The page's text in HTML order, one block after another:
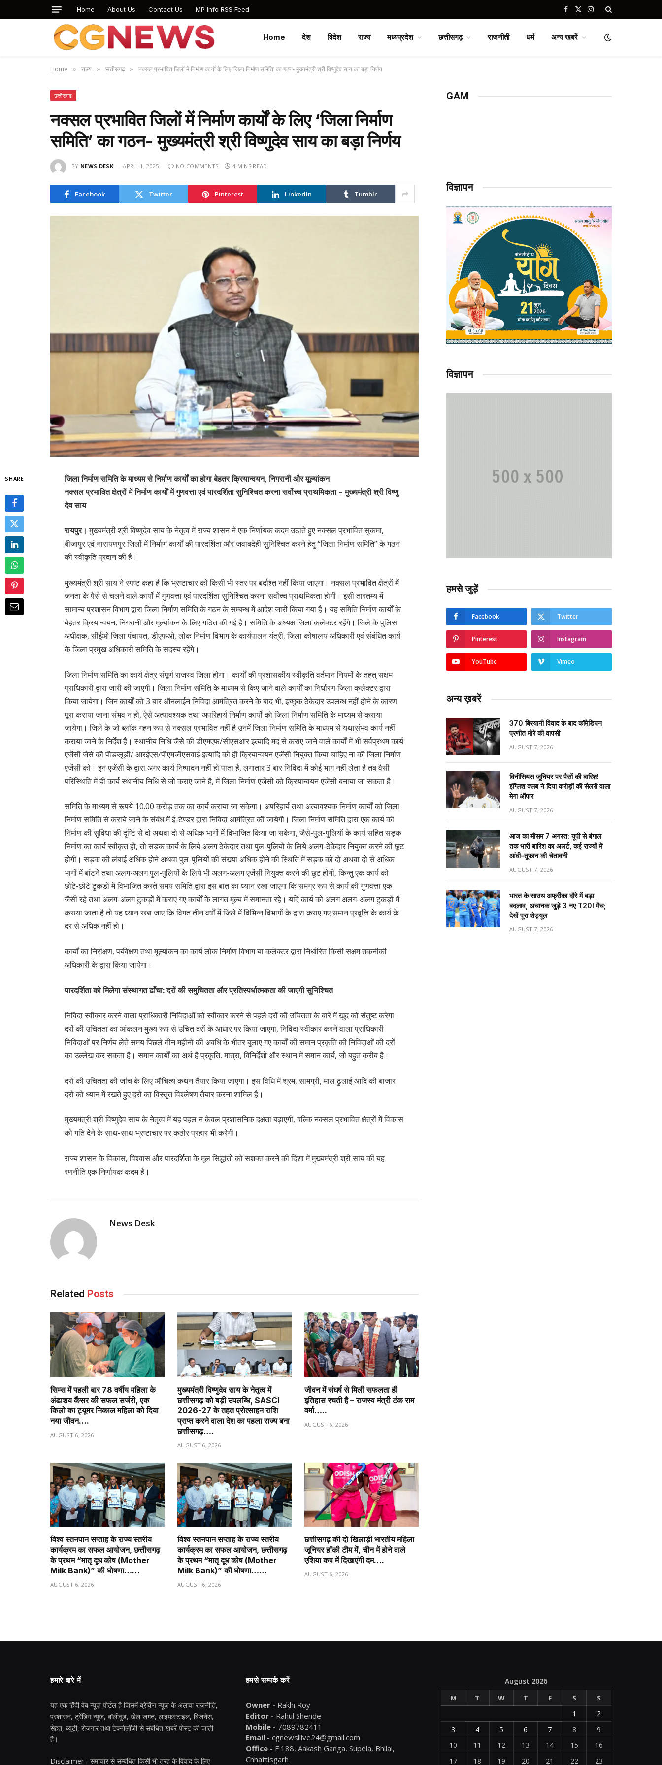
Home About Us Contact Us MP Info RSS Feed Facebook
X
Instagram
Home देश विदेश राज्य मध्यप्रदेश छत्तीसगढ़ राजनीती धर्म अन्य खबरें
Home » राज्य » छत्तीसगढ़ » नक्सल प्रभावित जिलों में निर्माण कार्यों के लिए ‘जिला निर्माण समिति’ का गठन- मुख्यमंत्री श्री विष्णुदेव साय का बड़ा निर्णय
छत्तीसगढ़
नक्सल प्रभावित जिलों में निर्माण कार्यों के लिए ‘जिला निर्माण
समिति’ का गठन- मुख्यमंत्री श्री विष्णुदेव साय का बड़ा निर्णय
BY NEWS DESK APRIL 1, 2025 NO COMMENTS 4 MINS READ
Facebook Twitter Pinterest LinkedIn Tumblr
SHARE
जिला निर्माण समिति के माध्यम से निर्माण कार्यों का होगा बेहतर क्रियान्वयन, निगरानी और मूल्यांकन
नक्सल प्रभावित क्षेत्रों में निर्माण कार्यों में गुणवत्ता एवं पारदर्शिता सुनिश्चित करना सर्वोच्च प्राथमिकता – मुख्यमंत्री श्री विष्णु
देव साय
रायपुर। मुख्यमंत्री श्री विष्णुदेव साय के नेतृत्व में राज्य शासन ने एक निर्णायक कदम उठाते हुए नक्सल प्रभावित सुकमा,
बीजापुर एवं नारायणपुर जिलों में निर्माण कार्यों की पारदर्शिता और जवाबदेही सुनिश्चित करने हेतु “जिला निर्माण समिति” के गठन
की स्वीकृति प्रदान की है।
मुख्यमंत्री श्री साय ने स्पष्ट कहा है कि भ्रष्टाचार को किसी भी स्तर पर बर्दाश्त नहीं किया जाएगा। नक्सल प्रभावित क्षेत्रों में
जनता के पैसे से चलने वाले कार्यों में गुणवत्ता एवं पारदर्शिता सुनिश्चित करना सर्वोच्च प्राथमिकता होगी। इसी तारतम्य में
सामान्य प्रशासन विभाग द्वारा जिला निर्माण समिति के गठन के सम्बन्ध में आदेश जारी किया गया है। यह समिति निर्माण कार्यों के
बेहतर क्रियान्वयन, निगरानी और मूल्यांकन के लिए गठित की गई है। समिति के अध्यक्ष जिला कलेक्टर रहेंगे। जिले के पुलिस
अधीक्षक, सीईओ जिला पंचायत, डीएफओ, लोक निर्माण विभाग के कार्यपालन यंत्री, जिला कोषालय अधिकारी एवं संबंधित कार्य
के जिला प्रमुख अधिकारी समिति के सदस्य रहेंगे।
जिला निर्माण समिति का कार्य क्षेत्र संपूर्ण राजस्व जिला होगा। कार्यों की प्रशासकीय स्वीकृति वर्तमान नियमों के तहत् सक्षम
प्राधिकारी द्वारा जारी की जाएगी। जिला निर्माण समिति के माध्यम से किए जाने वाले कार्यों का निर्धारण जिला कलेक्टर द्वारा
किया जायेगा। जिन कार्यों को 3 बार ऑनलाईन निविदा आमंत्रित करने के बाद भी, इच्छुक ठेकेदार उपलब्ध नहीं होने के कारण
पूरा कराया जाना संभव न हो, ऐसे अत्यावश्यक तथा अपरिहार्य निर्माण कार्यों को जिला निर्माण समिति के माध्यम से कराया
जायेगा। जिले के जो ब्लॉक गहन रूप से नक्सल प्रभावित नहीं है उनमें जिला निर्माण समिति के माध्यम से यथासंभव कार्य नहीं
कराया जाने के निर्देश हैं। स्थानीय निधि जैसे की डीएमएफ/सीएसआर इत्यादि मद से कराए जाने वाले कार्यों में भी सर्वप्रथम कार्य
एजेंसी जैसे की पीडब्लूडी/ आरईएस/पीएमजीएसवाई इत्यादि को ही क्रियान्वयन एजेंसी नियुक्त किया चाहिए ना की जिला निर्माण
एजेंसी को। इन एजेंसी के द्वारा अगर कार्य निष्पादन नहीं हो पाता है, लगातार 3 बार निविदा में कोई भाग नहीं लेता है तब वैसी
परिस्थिति में ही कार्य स्थानीय निधि से जो कराए जाने है, में जिला निर्माण एजेंसी को क्रियान्वयन एजेंसी बनाया जा सकता है।
समिति के माध्यम से रूपये 10.00 करोड़ तक का कार्य कराया जा सकेगा। अपरिहार्य तथा अत्यावश्यक निर्माण कार्यों को जिला
निर्माण समिति से कराये जाने के संबंध में ई-टेण्डर द्वारा निविदा आमंत्रित की जायेगी। जिला निर्माण समिति द्वारा एक कार्य को
निर्माण की सुविधा की दृष्टि से दो अथवा दो से अधिक भागों में विभाजित किया जा सकेगा, जैसे-पुल-पुलियों के कार्य सहित सड़क
निर्माण का कार्य स्वीकृत हो, तो सड़क कार्य के लिये अलग ठेकेदार तथा पुल-पुलियों के लिये अलग-ठेकेदार नियुक्त करने की छूट
होगी। सड़क की लंबाई अधिक होने अथवा पुल-पुलियों की संख्या अधिक होने की स्थिति में सड़क को दो अथवा दो से अधिक
भागों में बांटने तथा अलग-अलग पुल-पुलियों के लिये भी अलग-अलग एजेंसी नियुक्त करने की छूट होगी, किन्तु एक कार्य को
छोटे-छोटे टुकडों में विभाजित करते समय समिति द्वारा इस बात का ध्यान रखा जाएगा कि समग्र रूप से कार्य की गुणवत्ता एक
जैसी रहे तथा अलग-अलग टुकड़ों में कराए गए कार्यों के लागत मूल्य में समानता रहे। यदि कार्य को अलग अलग-अलग टुकड़ों में
कराया जाता है तो यह ध्यान रखा जाए कि विगत तीन वर्षों में जिले में विभिन्न विभागों के द्वारा कराए गए समान प्रवृत्ति के कार्य के
दर से अधिक नहीं हो।
कार्यों का निरीक्षण, पर्यवेक्षण तथा मूल्यांकन का कार्य लोक निर्माण विभाग या कलेक्टर द्वारा निर्धारित किसी सक्षम तकनीकी
अधिकारी के द्वारा किया जायेगा।
पारदर्शिता को मिलेगा संस्थागत ढाँचा: दरों की समुचितता और प्रतिस्पर्धात्मकता की जाएगी सुनिश्चित
निविदा स्वीकार करने वाला प्राधिकारी निविदाओं को स्वीकार करने से पहले दरों की उचितता के बारे में खुद को संतुष्ट करेगा।
दरों की उचितता का आंकलन मुख्य रूप से उचित दरों के आधार पर किया जाएगा, निविदा स्वीकार करने वाला प्राधिकारी
निविदाओं पर निर्णय लेते समय पिछले तीन महीनों की अवधि के भीतर बुलाए गए कार्यों की समान प्रकृति की निविदाओं की दरों
का उल्लेख कर सकता है। समान कार्यों का अर्थ है प्रकृति, मात्रा, विनिर्देशों और स्थान में समान कार्य, जो बहुत करीब है।
दरों की उचितता की जांच के लिए औचित्य कथन तैयार किया जाएगा। इस विधि में श्रम, सामग्री, माल ढुलाई आदि की बाजार
दरों को ध्यान में रखते हुए दरों का विस्तृत विश्लेषण तैयार करना शामिल है।
मुख्यमंत्री श्री विष्णुदेव साय के नेतृत्व में यह पहल न केवल प्रशासनिक दक्षता बढ़ाएगी, बल्कि नक्सल प्रभावित क्षेत्रों में विकास
को गति देने के साथ-साथ भ्रष्टाचार पर कठोर प्रहार भी करेगी।
राज्य शासन के विकास, विश्वास और पारदर्शिता के मूल सिद्धांतों को सशक्त करने की दिशा में मुख्यमंत्री श्री साय की यह
रणनीति एक निर्णायक कदम है।
News Desk
Related Posts
सिम्स में पहली बार 78 वर्षीय महिला के
अंडाशय कैंसर की सफल सर्जरी, एक
किलो का ट्यूमर निकाल महिला को दिया
नया जीवन….
AUGUST 6, 2026
मुख्यमंत्री विष्णुदेव साय के नेतृत्व में
छत्तीसगढ़ को बड़ी उपलब्धि, SASCI
2026-27 के तहत प्रोत्साहन राशि
प्राप्त करने वाला देश का पहला राज्य बना
छत्तीसगढ़….
AUGUST 6, 2026
जीवन में संघर्ष से मिली सफलता ही
इतिहास रचती है – राजस्व मंत्री टंक राम
वर्मा…..
AUGUST 6, 2026
विश्व स्तनपान सप्ताह के राज्य स्तरीय
कार्यक्रम का सफल आयोजन, छत्तीसगढ़
के प्रथम “मातृ दूध कोष (Mother
Milk Bank)” की घोषणा……
AUGUST 6, 2026
विश्व स्तनपान सप्ताह के राज्य स्तरीय
कार्यक्रम का सफल आयोजन, छत्तीसगढ़
के प्रथम “मातृ दूध कोष (Mother
Milk Bank)” की घोषणा……
AUGUST 6, 2026
छत्तीसगढ़ की दो खिलाड़ी भारतीय महिला
जूनियर हॉकी टीम में, चीन में होने वाले
एशिया कप में दिखाएंगी दम….
AUGUST 6, 2026
GAM
विज्ञापन
विज्ञापन
हमसे जुड़ें
Facebook Twitter
Pinterest Instagram
YouTube Vimeo
अन्य ख़बरें
₹370 बिरयानी विवाद के बाद कॉमेडियन
प्रणीत मोरे की वापसी
AUGUST 7, 2026
विनीसियस जूनियर पर पैसों की बारिश!
इंग्लिश क्लब ने दिया करोड़ों की सैलरी वाला
मेगा ऑफर
AUGUST 7, 2026
आज का मौसम 7 अगस्त: यूपी से बंगाल
तक भारी बारिश का अलर्ट, कई राज्यों में
आंधी-तूफान की चेतावनी
AUGUST 7, 2026
भारत के साउथ अफ्रीका दौरे में बड़ा
बदलाव, अचानक जुड़े 3 नए T20I मैच;
देखें पूरा शेड्यूल
AUGUST 7, 2026
हमारे बारे में
यह एक हिंदी वेब न्यूज़ पोर्टल है जिसमें ब्रेकिंग न्यूज़ के अलावा राजनीति,
प्रशासन, ट्रेंडिंग न्यूज, बॉलीवुड, खेल जगत, लाइफस्टाइल, बिजनेस,
सेहत, ब्यूटी, रोजगार तथा टेक्नोलॉजी से संबंधित खबरें पोस्ट की जाती
है।
Disclaimer - समाचार से सम्बंधित किसी भी तरह के विवाद के लिए
हमसे सम्पर्क करें
Owner - Rakhi Roy
Editor - Rahul Shende
Mobile - 7089782411
Email - cgnewsllive24@gmail.com
Office - F 188, Aakash Ganga, Supela, Bhilai,
Chhattisgarh
August 2026
M
T W T F S
S
1
2
3
4 5 6 7 8
9
10
11 12 13 14 15
16
17
18 19 20 21 22 23